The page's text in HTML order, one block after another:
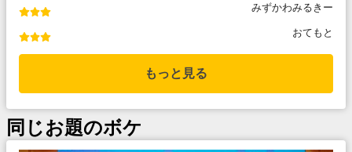
みずかわみるきー
おてもと
もっと見る
同じお題のボケ